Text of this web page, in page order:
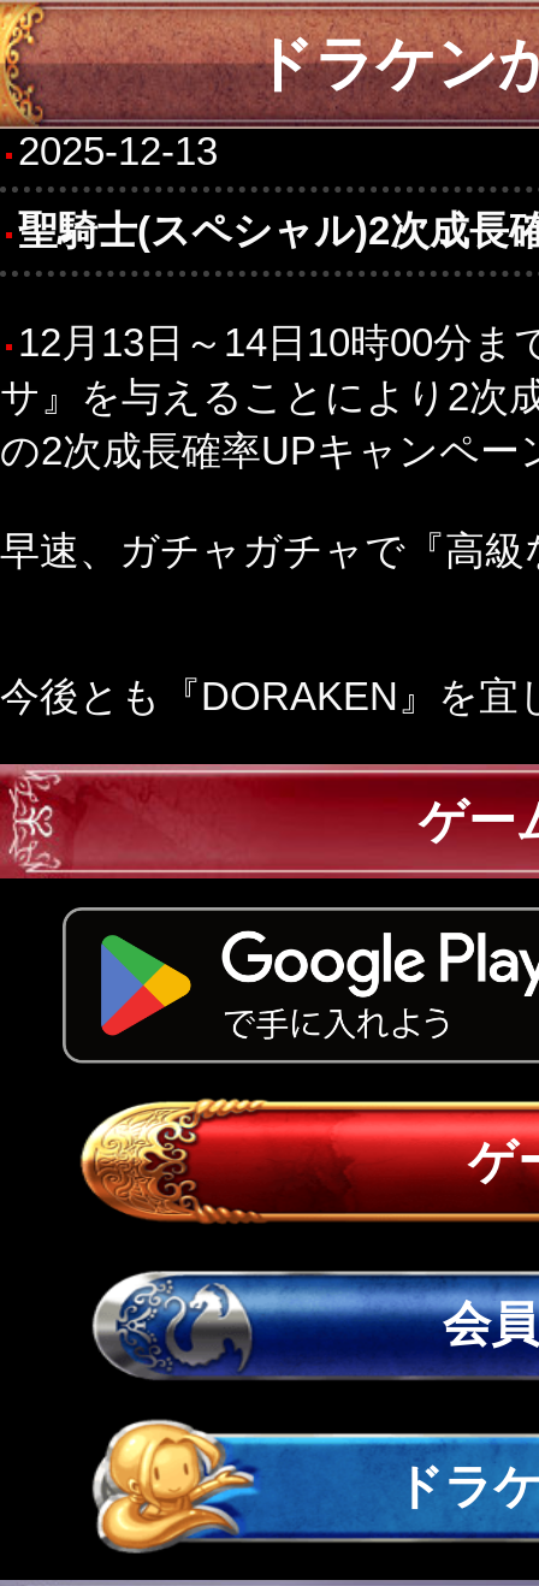
ドラケン
2025-12-13
聖騎士(スペシャル)2次成長
12月13日～14日10時00分
サ』を与えることにより2次
の2次成長確率UPキャンペー
早速、ガチャガチャで『高
今後とも『DORAKEN』を
ゲー
ゲ
会
ドラ